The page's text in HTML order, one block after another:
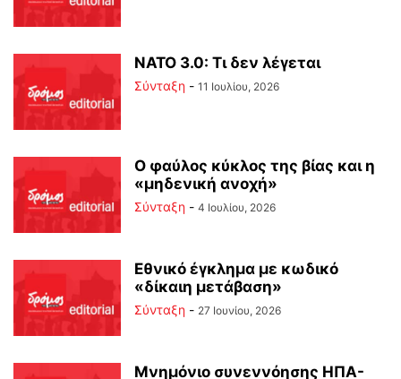
ΝΑΤΟ 3.0: Τι δεν λέγεται
Σύνταξη - 11 Ιουλίου, 2026
Ο φαύλος κύκλος της βίας και η
«μηδενική ανοχή»
Σύνταξη - 4 Ιουλίου, 2026
Εθνικό έγκλημα με κωδικό
«δίκαιη μετάβαση»
Σύνταξη - 27 Ιουνίου, 2026
Μνημόνιο συνεννόησης ΗΠΑ-